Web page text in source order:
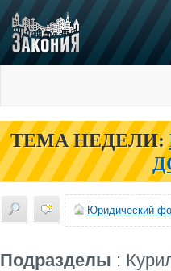
ТЕМА НЕДЕЛИ:
Юридический
Подразделы :